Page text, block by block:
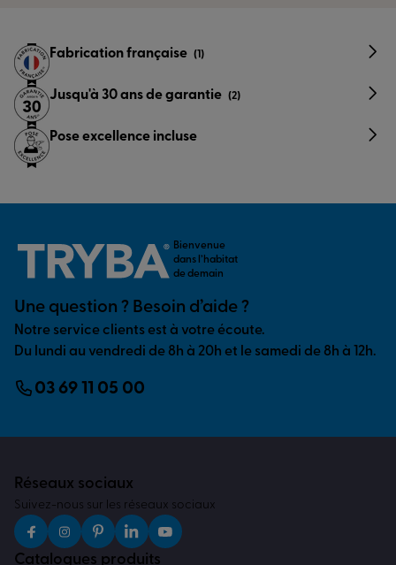
Fabrication française (1)
Jusqu'à 30 ans de garantie (2)
Pose excellence incluse
Bienvenue
dans l’habitat
de demain
Une question ? Besoin d’aide ?
Notre service clients est à votre écoute.
Du lundi au vendredi de 8h à 20h et le samedi de 8h à 12h.
03 69 11 05 00
Réseaux sociaux
Suivez-nous sur les réseaux sociaux
Catalogues produits